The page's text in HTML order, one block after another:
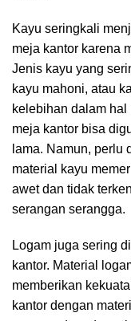
Kayu seringkali
meja kantor karena
Jenis kayu yang
kayu mahoni, atau
kelebihan dalam
meja kantor bisa
lama. Namun, perlu
material kayu
awet dan tidak
serangan serangga.
Logam juga sering
kantor. Material
memberikan
kantor dengan